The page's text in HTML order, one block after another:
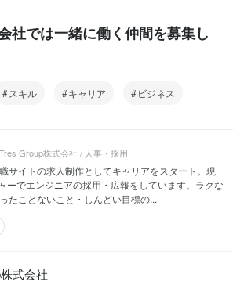
社では一緒に働く仲間を募集し
スキル キャリア ビジネス
Tres Group株式会社 / 人事・採用
サイトの求人制作としてキャリアをスタート。現
ーでエンジニアの採用・広報をしています。ラクな
たことないこと・しんどい目標の...
式会社